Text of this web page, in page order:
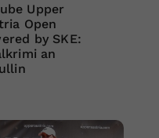
Upper
Open
by SKE:
an